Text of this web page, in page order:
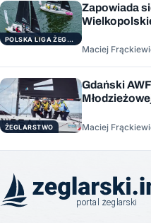
POLSKA LIGA ŻEGLARSKA
Zapowiada
Maciej
ŻEGLARSTWO
Gdański
Maciej